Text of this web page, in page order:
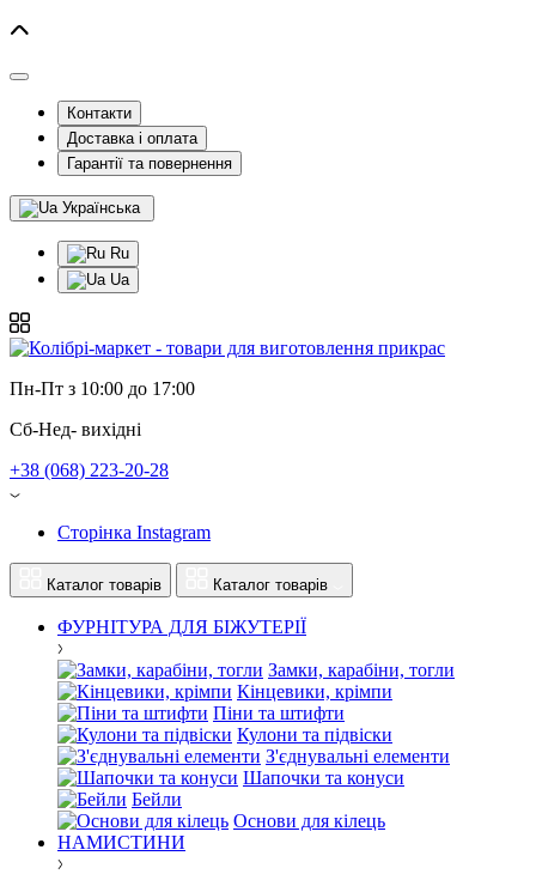
Контакти
Доставка і оплата
Гарантії та повернення
Українська
Ru
Ua
Пн-Пт з 10:00 до 17:00
Сб-Нед- вихідні
+38 (068) 223-20-28
Сторінка Instagram
Каталог товарів Каталог товарів
ФУРНІТУРА ДЛЯ БІЖУТЕРІЇ
Замки, карабіни, тогли
Кінцевики, крімпи
Піни та штифти
Кулони та підвіски
З'єднувальні елементи
Шапочки та конуси
Бейли
Основи для кілець
НАМИСТИНИ